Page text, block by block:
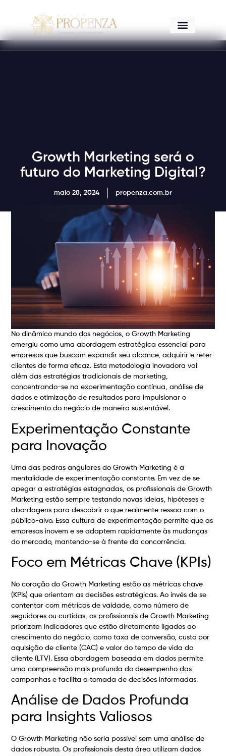
Growth Marketing será o
futuro do Marketing Digital?
maio 28, 2024 propenza.com.br
No dinâmico mundo dos negócios, o Growth Marketing
emergiu como uma abordagem estratégica essencial para
empresas que buscam expandir seu alcance, adquirir e reter
clientes de forma eficaz. Esta metodologia inovadora vai
além das estratégias tradicionais de marketing,
concentrando-se na experimentação contínua, análise de
dados e otimização de resultados para impulsionar o
crescimento do negócio de maneira sustentável.
Experimentação Constante
para Inovação
Uma das pedras angulares do Growth Marketing é a
mentalidade de experimentação constante. Em vez de se
apegar a estratégias estagnadas, os profissionais de Growth
Marketing estão sempre testando novas ideias, hipóteses e
abordagens para descobrir o que realmente ressoa com o
público-alvo. Essa cultura de experimentação permite que as
empresas inovem e se adaptem rapidamente às mudanças
do mercado, mantendo-se à frente da concorrência.
Foco em Métricas Chave (KPIs)
No coração do Growth Marketing estão as métricas chave
(KPIs) que orientam as decisões estratégicas. Ao invés de se
contentar com métricas de vaidade, como número de
seguidores ou curtidas, os profissionais de Growth Marketing
priorizam indicadores que estão diretamente ligados ao
crescimento do negócio, como taxa de conversão, custo por
aquisição de cliente (CAC) e valor do tempo de vida do
cliente (LTV). Essa abordagem baseada em dados permite
uma compreensão mais profunda do desempenho das
campanhas e facilita a tomada de decisões informadas.
Análise de Dados Profunda
para Insights Valiosos
O Growth Marketing não seria possível sem uma análise de
dados robusta. Os profissionais desta área utilizam dados